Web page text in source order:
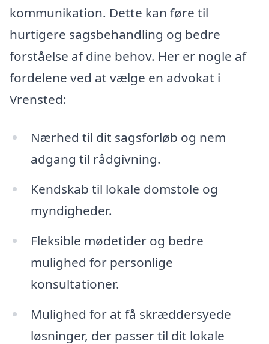
kommunikation. Dette kan føre til
hurtigere sagsbehandling og bedre
forståelse af dine behov. Her er nogle af
fordelene ved at vælge en advokat i
Vrensted:
Nærhed til dit sagsforløb og nem
adgang til rådgivning.
Kendskab til lokale domstole og
myndigheder.
Fleksible mødetider og bedre
mulighed for personlige
konsultationer.
Mulighed for at få skræddersyede
løsninger, der passer til dit lokale